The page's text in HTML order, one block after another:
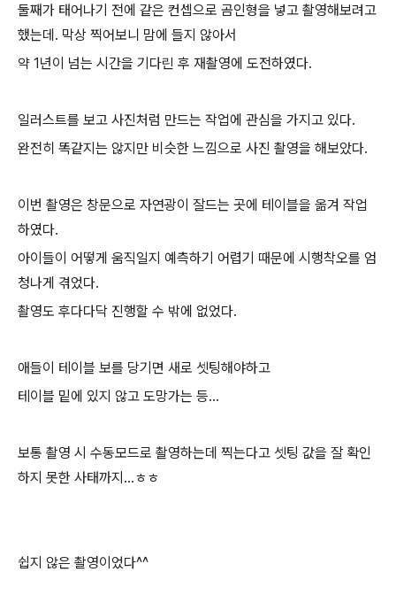
둘째가 태어나기 전에 같은 컨셉으로 곰인형을 넣고 촬영해보려고
했는데. 막상 찍어보니 맘에 들지 않아서
약 1년이 넘는 시간을 기다린 후 재촬영에 도전하였다.
일러스트를 보고 사진처럼 만드는 작업에 관심을 가지고 있다.
완전히 똑같지는 않지만 비슷한 느낌으로 사진 촬영을 해보았다.
이번 촬영은 창문으로 자연광이 잘드는 곳에 테이블을 옮겨 작업
하였다.
아이들이 어떻게 움직일지 예측하기 어렵기 때문에 시행착오를 엄
청나게 겪었다.
촬영도 후다다닥 진행할 수 밖에 없었다.
애들이 테이블 보를 당기면 새로 셋팅해야하고
테이블 밑에 있지 않고 도망가는 등...
보통 촬영 시 수동모드로 촬영하는데 찍는다고 셋팅 값을 잘 확인
하지 못한 사태까지...ㅎㅎ
쉽지 않은 촬영이었다^^